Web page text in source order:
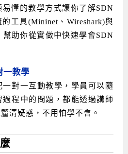
懂的教學方式讓你了解SDN
工具(Mininet、Wireshark)與
幫助你從實做中快速學會SDN
一教學
對一互動教學，學員可以隨
過程中的問題，都能透過講師
清疑惑，不用怕學不會。